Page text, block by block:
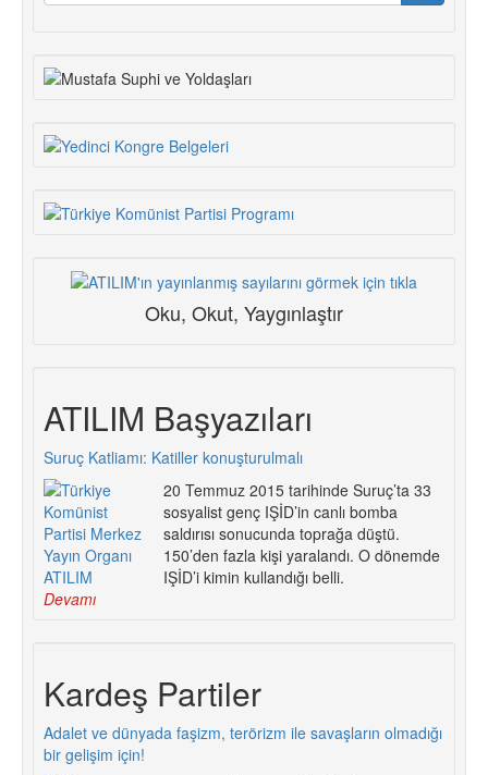
formu
Oku, Okut, Yaygınlaştır
ATILIM Başyazıları
Suruç Katliamı: Katiller konuşturulmalı
20 Temmuz 2015 tarihinde Suruç’ta 33
sosyalist genç IŞİD’in canlı bomba
saldırısı sonucunda toprağa düştü.
150’den fazla kişi yaralandı. O dönemde
IŞİD’i kimin kullandığı belli.
Devamı
Kardeş Partiler
Adalet ve dünyada faşizm, terörizm ile savaşların olmadığı
bir gelişim için!